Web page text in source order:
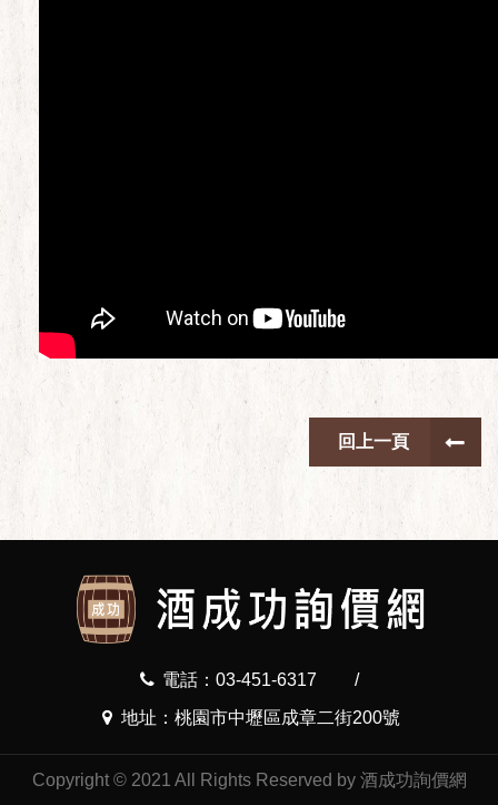
回上一頁
電話：03-451-6317
/
地址：桃園市中壢區成章二街200號
Copyright © 2021 All Rights Reserved by 酒成功詢價網